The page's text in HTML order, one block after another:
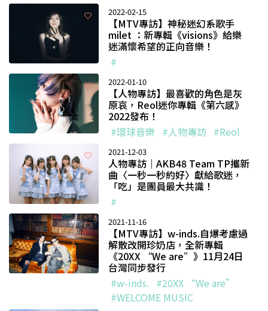
2022-02-15
【MTV專訪】神秘迷幻系歌手
milet ：新專輯《visions》給樂
迷滿懷希望的正向音樂！
#
2022-01-10
【人物專訪】最喜歡的角色是灰
原哀，Reol迷你專輯《第六感》
2022發布！
#環球音樂 #人物專訪 #Reol
2021-12-03
人物專訪｜AKB48 Team TP攜新
曲〈一秒一秒約好〉獻給歌迷，
「吃」是團員最大共識！
#
2021-11-16
【MTV專訪】w-inds.自爆考慮過
解散改開珍奶店，全新專輯
《20XX “We are”》11月24日
台灣同步發行
#w-inds. #20XX “We are”
#WELCOME MUSIC